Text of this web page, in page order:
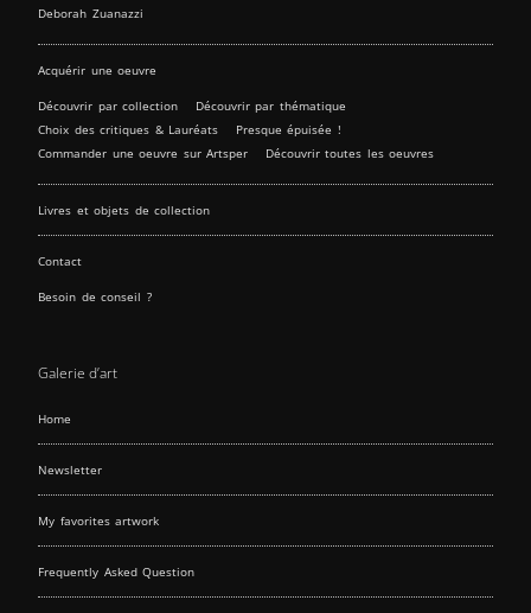
Deborah Zuanazzi
Acquérir une oeuvre
Découvrir par collection
Découvrir par thématique
Choix des critiques & Lauréats
Presque épuisée !
Commander une oeuvre sur Artsper
Découvrir toutes les oeuvres
Livres et objets de collection
Contact
Besoin de conseil ?
Galerie d’art
Home
Newsletter
My favorites artwork
Frequently Asked Question